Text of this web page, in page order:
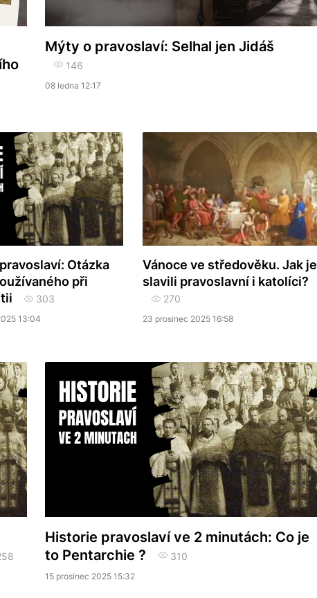
Mýty o pravoslaví: Selhal jen Jidáš
146
08 ledna 12:17
Otázka
při
303
13:04
Vánoce ve středověku. Jak je
slavili pravoslavní i katolíci?
270
23 prosinec 2025 16:58
Historie pravoslaví ve 2 minutách: Co je
to Pentarchie ?
310
15 prosinec 2025 15:32